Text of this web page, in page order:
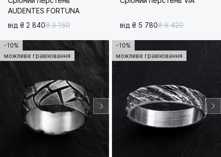
AUDENTES FORTUNA
від ₴ 2 840₴ 3 150 від ₴ 5 780₴ 6 420
-10%
можливе гравіювання
-10%
можливе гравіювання